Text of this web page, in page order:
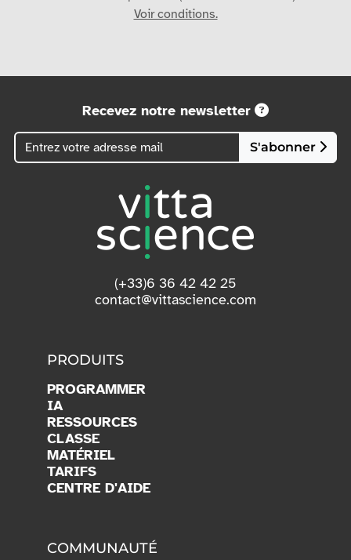
Voir conditions.
Recevez notre newsletter
S'abonner
(+33)6 36 42 42 25
contact@vittascience.com
PRODUITS
PROGRAMMER
IA
RESSOURCES
CLASSE
MATÉRIEL
TARIFS
CENTRE D'AIDE
COMMUNAUTÉ